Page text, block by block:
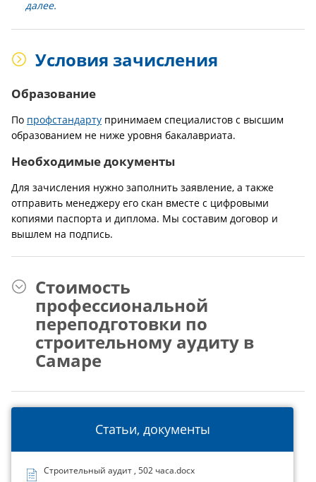
Статьи, документы
Строительный аудит , 502 часа.docx
далее.
Условия зачисления
Образование
По профстандарту принимаем специалистов с высшим
образованием не ниже уровня бакалавриата.
Необходимые документы
Для зачисления нужно заполнить заявление, а также
отправить менеджеру его скан вместе с цифровыми
копиями паспорта и диплома. Мы составим договор и
вышлем на подпись.
Стоимость
профессиональной
переподготовки по
строительному аудиту в
Самаре